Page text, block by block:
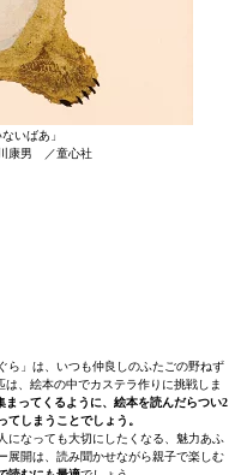
いばあ」
康男 ／童心社
ら」は、いつも仲良しのふたごの野ねず
、絵本の中でカステラ作りに挑戦しま
ってくるように、絵本を読んだらつい2
てしまうことでしょう。
になっても大切にしたくなる、魅力あふ
展開は、読み聞かせながら親子で楽しむ